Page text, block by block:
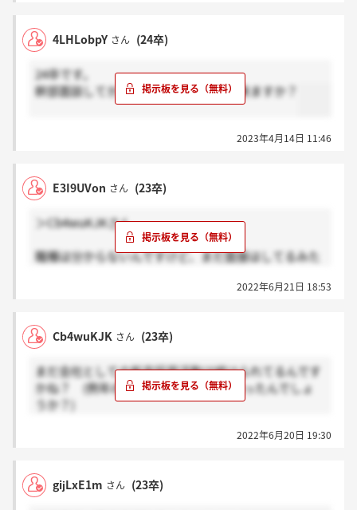
4LHLobpY さん (24卒)
24卒です。
幹部面談してから連絡はどれくらいで来ますか？
2023年4月14日 11:46
E3I9UVon さん (23卒)
＞Cb4wuKJKさん
職種は分からないんですけど、まだ面接はしてるみた
2022年6月21日 18:53
Cb4wuKJK さん (23卒)
まだ会社としての新卒採用活動は続けられてるんです
かね？ (例年の70人前後の内定者は揃ったんでしょ
うか？)
面談(面接)を受けてから、かれこれ三週間くらい連絡
がきた方はいますか？
いたら感謝を
2022年6月20日 19:30
gijLxE1m さん (23卒)